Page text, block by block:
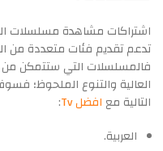
اشتراكات مشاهدة مسلسلات
تدعم تقديم فئات متعددة من
فالمسلسلات التي ستتمكن من
العالية والتنوع الملحوظ؛
التالية مع افضل Tv :
العربية.